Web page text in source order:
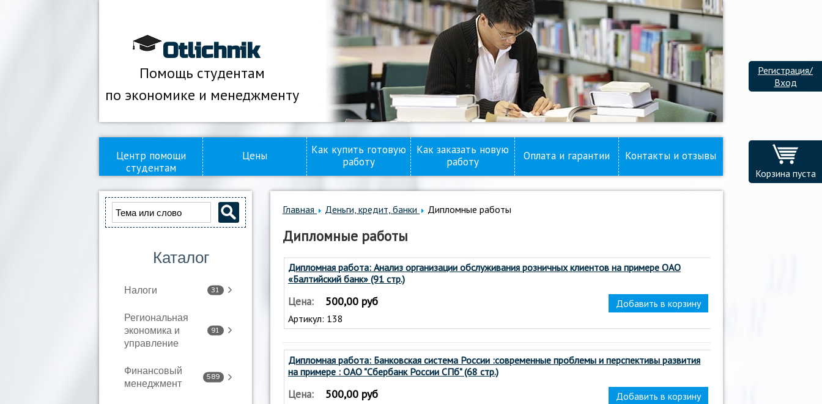
Регистрация/
Вход
Корзина пуста
Otlichnik
Помощь студентам
по экономике и менеджменту
Центр помощи
студентам
Цены
Как купить готовую
работу
Как заказать новую
работу
Оплата и гарантии Контакты и отзывы
Каталог
Налоги 31
Региональная
экономика и
управление
91
Финансовый
менеджмент
589
Главная Деньги, кредит, банки Дипломные работы
Дипломные работы
Дипломная работа: Анализ организации обслуживания розничных клиентов на примере ОАО
«Балтийский банк» (91 стр.)
Цена: 500,00 руб
Артикул: 138
Дипломная работа: Банковская система России :современные проблемы и перспективы развития
на примере : ОАО "Сбербанк России СПб" (68 стр.)
Цена: 500,00 руб